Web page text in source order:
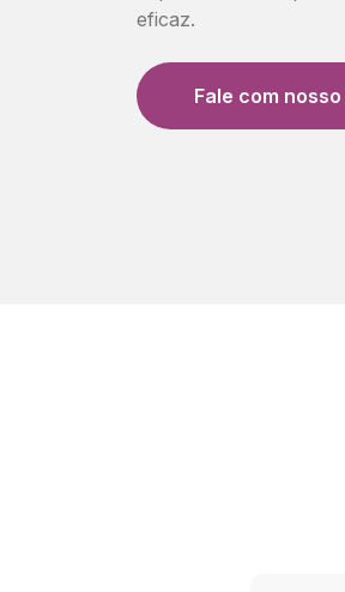
eficaz.
Fale com